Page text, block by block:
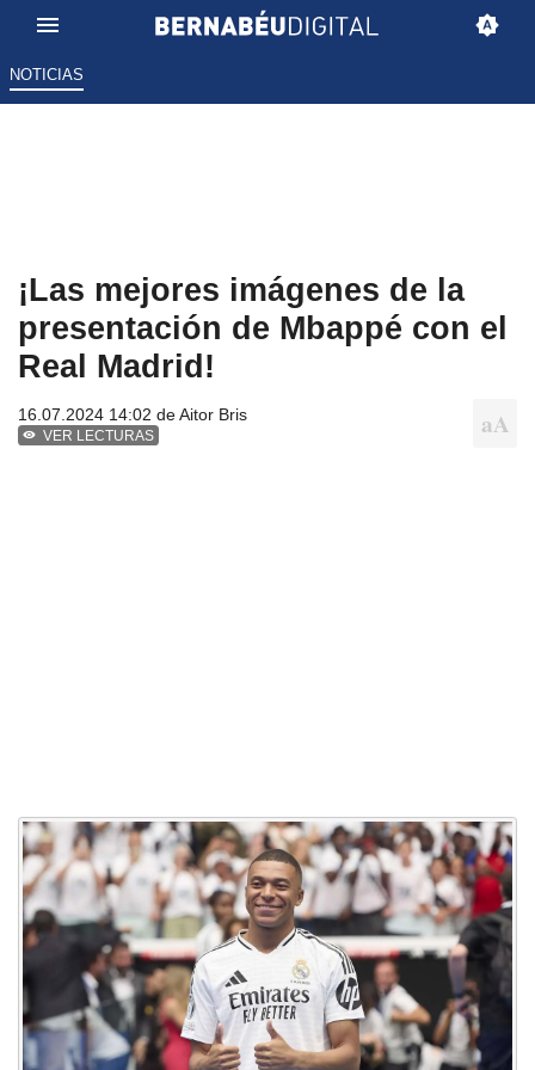
NOTICIAS
¡Las mejores imágenes de la
presentación de Mbappé con el
Real Madrid!
16.07.2024 14:02 deAitor Bris
VER LECTURAS